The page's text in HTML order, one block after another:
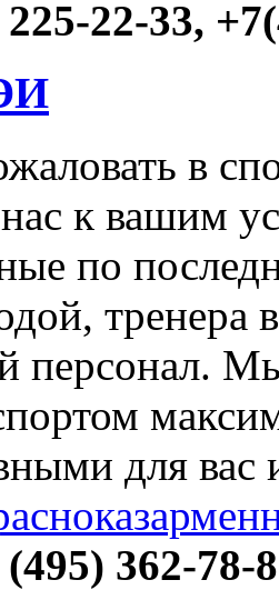
225-22-33,
в
к вашим
по
тренера
персонал.
для вас
(495) 362-78-